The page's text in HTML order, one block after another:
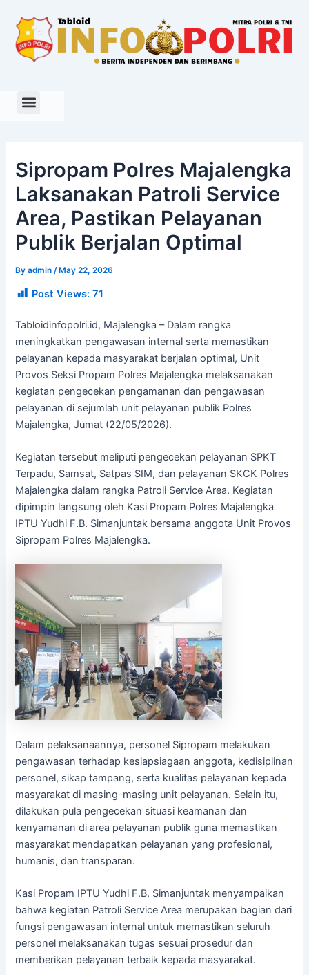
content
Sipropam Polres Majalengka
Laksanakan Patroli Service
Area, Pastikan Pelayanan
Publik Berjalan Optimal
Byadmin/ May 22, 2026
Post Views: 71
Tabloidinfopolri.id, Majalengka – Dalam rangka
meningkatkan pengawasan internal serta memastikan
pelayanan kepada masyarakat berjalan optimal, Unit
Provos Seksi Propam Polres Majalengka melaksanakan
kegiatan pengecekan pengamanan dan pengawasan
pelayanan di sejumlah unit pelayanan publik Polres
Majalengka, Jumat (22/05/2026).
Kegiatan tersebut meliputi pengecekan pelayanan SPKT
Terpadu, Samsat, Satpas SIM, dan pelayanan SKCK Polres
Majalengka dalam rangka Patroli Service Area. Kegiatan
dipimpin langsung oleh Kasi Propam Polres Majalengka
IPTU Yudhi F.B. Simanjuntak bersama anggota Unit Provos
Sipropam Polres Majalengka.
Dalam pelaksanaannya, personel Sipropam melakukan
pengawasan terhadap kesiapsiagaan anggota, kedisiplinan
personel, sikap tampang, serta kualitas pelayanan kepada
masyarakat di masing-masing unit pelayanan. Selain itu,
dilakukan pula pengecekan situasi keamanan dan
kenyamanan di area pelayanan publik guna memastikan
masyarakat mendapatkan pelayanan yang profesional,
humanis, dan transparan.
Kasi Propam IPTU Yudhi F.B. Simanjuntak menyampaikan
bahwa kegiatan Patroli Service Area merupakan bagian dari
fungsi pengawasan internal untuk memastikan seluruh
personel melaksanakan tugas sesuai prosedur dan
memberikan pelayanan terbaik kepada masyarakat.